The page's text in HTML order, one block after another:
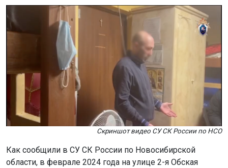
Скриншот видео СУ СК России по НСО
Как сообщили в СУ СК России по Новосибирской
области, в феврале 2024 года на улице 2-я Обская